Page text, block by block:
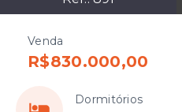
Venda
R$830.000,00
Dormitórios